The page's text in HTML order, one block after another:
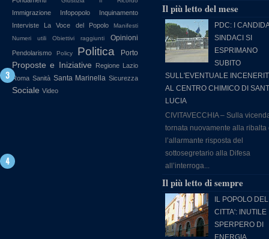
Immigrazione Infopopolo
Inquinamento
Interviste
La Voce del Popolo
Manifesti
Numeri utili
Obiettivi raggiunti Opinioni
Pendolarismo Policy Politica Porto
Proposte e Iniziative
Regione Lazio
Roma Sanità Santa Marinella Sicurezza
Sociale Video
Il più letto del mese
PDC: I
SINDACI SI
ESPRIMANO
SUBITO
SULL'EVENTUALE
AL CENTRO CHIMICO DI
LUCIA
CIVITAVECCHIA – Sulla
tornata nuovamente alla ribalta
l’allarmante risposta del
sottosegretario alla Difesa
all’interroga...
Il più letto di sempre
IL POPOLO
CITTA': INUTILE
SPERPERO DI
ENERGIA